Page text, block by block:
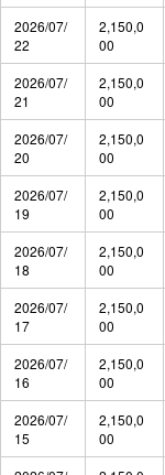
2026/07/
22
2,150,0
00
2026/07/
21
2,150,0
00
2026/07/
20
2,150,0
00
2026/07/
19
2,150,0
00
2026/07/
18
2,150,0
00
2026/07/
17
2,150,0
00
2026/07/
16
2,150,0
00
2026/07/
15
2,150,0
00